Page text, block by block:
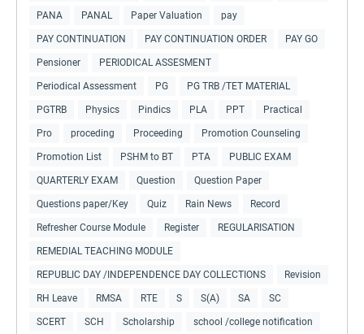
PANA PANAL Paper Valuation pay
PAY CONTINUATION PAY CONTINUATION ORDER PAY GO
Pensioner PERIODICAL ASSESMENT
Periodical Assessment PG PG TRB /TET MATERIAL
PGTRB Physics Pindics PLA PPT Practical
Pro proceding Proceeding Promotion Counseling
Promotion List PSHM to BT PTA PUBLIC EXAM
QUARTERLY EXAM Question Question Paper
Questions paper/Key Quiz Rain News Record
Refresher Course Module Register REGULARISATION
REMEDIAL TEACHING MODULE
REPUBLIC DAY /INDEPENDENCE DAY COLLECTIONS Revision
RH Leave RMSA RTE S S(A) SA SC
SCERT SCH Scholarship school /college notification